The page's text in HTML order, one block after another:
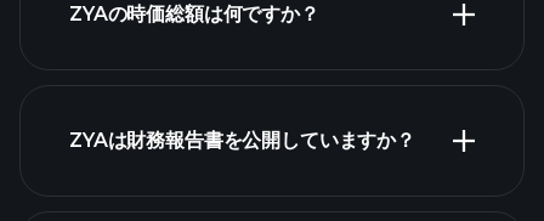
ZYAの時価総額は何ですか？
ZYAは財務報告書を公開していますか？